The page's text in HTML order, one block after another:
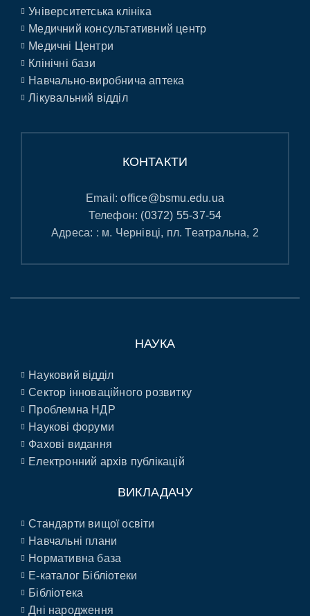
Університетська клініка
Медичний консультативний центр
Медичні Центри
Клінічні бази
Навчально-виробнича аптека
Лікувальний відділ
КОНТАКТИ
Email:office@bsmu.edu.ua
Телефон: (0372) 55-37-54
Адреса: : м. Чернівці, пл. Театральна, 2
НАУКА
Науковий відділ
Сектор інноваційного розвитку
Проблемна НДР
Наукові форуми
Фахові видання
Електронний архів публікацій
ВИКЛАДАЧУ
Стандарти вищої освіти
Навчальні плани
Нормативна база
E-каталог Бібліотеки
Бібліотека
Дні народження